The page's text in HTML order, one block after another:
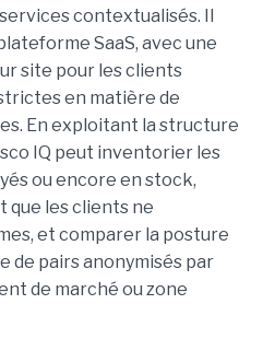
contextualisés. Il
SaaS, avec une
site pour les clients
en matière de
En exploitant la structure
IQ peut inventorier les
ou encore en stock,
que les clients ne
et comparer la posture
de pairs anonymisés par
de marché ou zone